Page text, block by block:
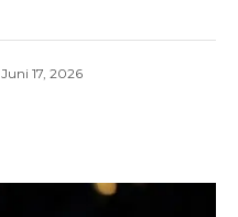
Juni 17, 2026